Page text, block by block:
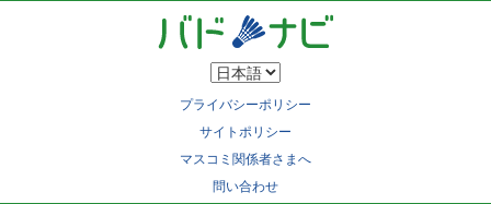
プライバシーポリシー
サイトポリシー
マスコミ関係者さまへ
問い合わせ